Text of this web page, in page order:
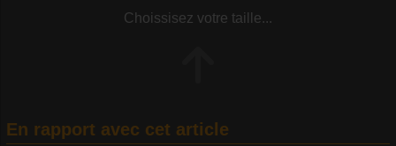
Choissisez votre taille...
En rapport avec cet article